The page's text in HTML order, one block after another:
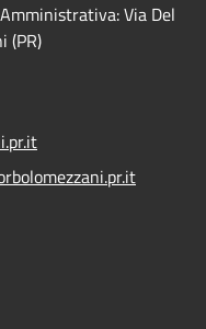
Via Del
(PR)